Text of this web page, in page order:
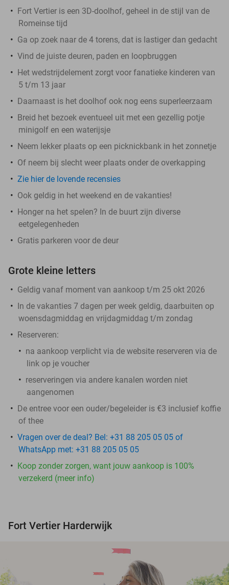
Fort Vertier is een 3D-doolhof, geheel in de stijl van de
Romeinse tijd
Ga op zoek naar de 4 torens, dat is lastiger dan gedacht
Vind de juiste deuren, paden en loopbruggen
Het wedstrijdelement zorgt voor fanatieke kinderen van
5 t/m 13 jaar
Daarnaast is het doolhof ook nog eens superleerzaam
Breid het bezoek eventueel uit met een gezellig potje
minigolf en een waterijsje
Neem lekker plaats op een picknickbank in het zonnetje
Of neem bij slecht weer plaats onder de overkapping
Zie hier de lovende recensies
Ook geldig in het weekend en de vakanties!
Honger na het spelen? In de buurt zijn diverse
eetgelegenheden
Gratis parkeren voor de deur
Grote kleine letters
Geldig vanaf moment van aankoop t/m 25 okt 2026
In de vakanties 7 dagen per week geldig, daarbuiten op
woensdagmiddag en vrijdagmiddag t/m zondag
Reserveren:
na aankoop verplicht via de website reserveren via de
link op je voucher
reserveringen via andere kanalen worden niet
aangenomen
De entree voor een ouder/begeleider is €3 inclusief koffie
of thee
Vragen over de deal? Bel: +31 88 205 05 05 of
WhatsApp met: +31 88 205 05 05
Koop zonder zorgen, want jouw aankoop is 100%
verzekerd (meer info)
Fort Vertier Harderwijk